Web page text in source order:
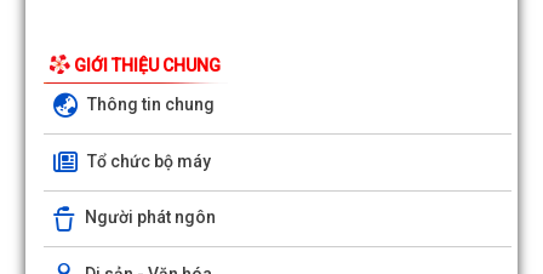
GIỚI THIỆU CHUNG
Thông tin chung
Tổ chức bộ máy
Người phát ngôn